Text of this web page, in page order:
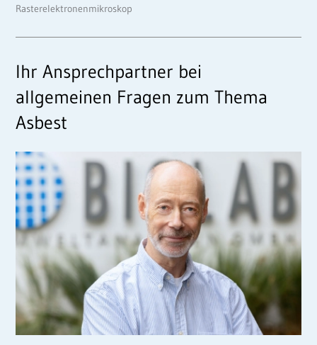
Rasterelektronenmikroskop
Ihr Ansprechpartner bei
allgemeinen Fragen zum Thema
Asbest